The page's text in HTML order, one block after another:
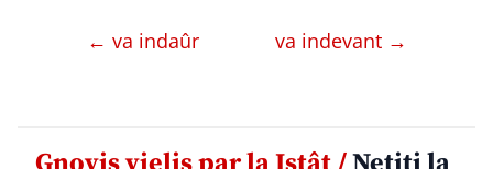
← va indaûr va indevant →